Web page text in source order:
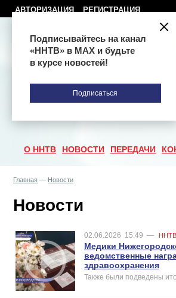
АВТОРИЗАЦИЯ РЕГИСТРАЦИЯ
О ННТВ НОВОСТИ ПЕРЕДАЧИ
Главная — Новости
Новости
02.06.2026 15:49 —
Медики
ведомственные
здравоохранения
Также были подведены
Подписывайтесь на канал
«ННТВ» в МАХ и будьте
в курсе новостей!
Подписаться